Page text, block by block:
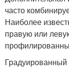
часто
Наиболее
правую или
Градуированный